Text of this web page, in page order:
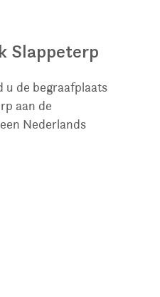
Slappeterp
u de begraafplaats
aan de
Nederlands